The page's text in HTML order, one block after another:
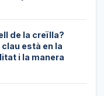
de la creïlla?
està en la
i la manera